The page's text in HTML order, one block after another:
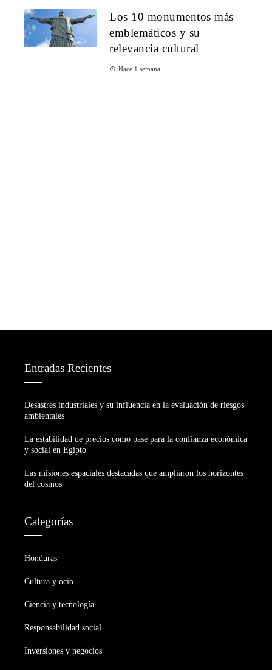
Los 10 monumentos más
emblemáticos y su
relevancia cultural
Hace 1 semana
Entradas Recientes
Desastres industriales y su influencia en la evaluación de riesgos
ambientales
La estabilidad de precios como base para la confianza económica
y social en Egipto
Las misiones espaciales destacadas que ampliaron los horizontes
del cosmos
Categorías
Honduras
Cultura y ocio
Ciencia y tecnología
Responsabilidad social
Inversiones y negocios